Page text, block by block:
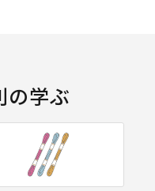
の学ぶ